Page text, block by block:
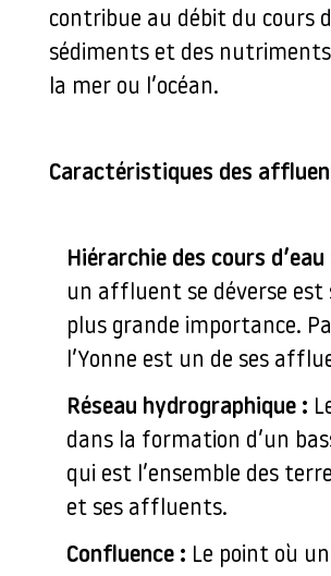
contribue au débit du cours
sédiments et des
la mer ou l’océan.
Caractéristiques des
Hiérarchie des cours d’eau
un affluent se déverse est
plus grande importance.
l’Yonne est un de ses
Réseau hydrographique :
dans la formation d’un
qui est l’ensemble des
et ses affluents.
Confluence : Le point où